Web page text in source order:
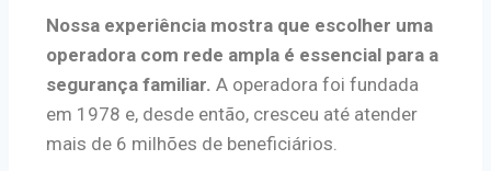
Nossa experiência mostra que escolher uma
operadora com rede ampla é essencial para a
segurança familiar. A operadora foi fundada
em 1978 e, desde então, cresceu até atender
mais de 6 milhões de beneficiários.